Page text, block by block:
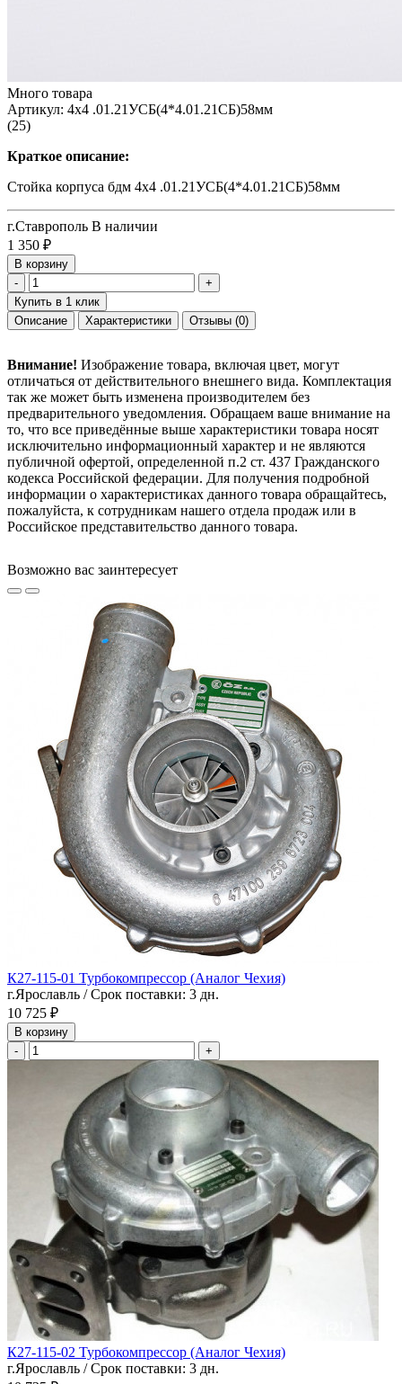
Много товара
Артикул: 4х4 .01.21УСБ(4*4.01.21СБ)58мм
(25)
Краткое описание:
Стойка корпуса бдм 4х4 .01.21УСБ(4*4.01.21СБ)58мм
г.Ставрополь В наличии
1 350 ₽
В корзину
-
+
Купить в 1 клик
Описание
Характеристики Отзывы (0)
Внимание! Изображение товара, включая цвет, могут
отличаться от действительного внешнего вида. Комплектация
так же может быть изменена производителем без
предварительного уведомления. Обращаем ваше внимание на
то, что все приведённые выше характеристики товара носят
исключительно информационный характер и не являются
публичной офертой, определенной п.2 ст. 437 Гражданского
кодекса Российской федерации. Для получения подробной
информации о характеристиках данного товара обращайтесь,
пожалуйста, к сотрудникам нашего отдела продаж или в
Российское представительство данного товара.
Возможно вас заинтересует
К27-115-01 Турбокомпрессор (Аналог Чехия)
г.Ярославль / Срок поставки: 3 дн.
10 725 ₽
В корзину
-
+
К27-115-02 Турбокомпрессор (Аналог Чехия)
г.Ярославль / Срок поставки: 3 дн.